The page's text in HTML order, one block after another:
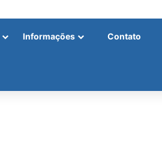
Informações Contato